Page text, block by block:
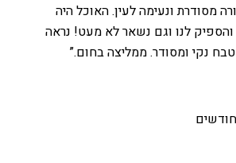
מסודרת ונעימה לעין. האוכל היה
לנו וגם נשאר לא מעט! נראה
נקי ומסודר. ממליצה בחום.”